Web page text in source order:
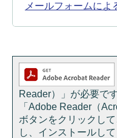
メールフォームによ
Reader）」が必要で
「Adobe Reader（
ボタンをクリックし
し、インストールして